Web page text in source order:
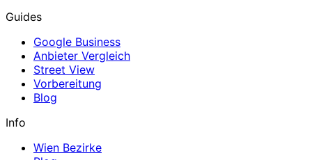
Guides
Google Business
Anbieter Vergleich
Street View
Vorbereitung
Blog
Info
Wien Bezirke